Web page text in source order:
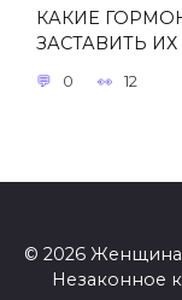
КАКИЕ
ЗАСТАВИТЬ ИХ
0 12
© 2026 Женщина
Незаконное